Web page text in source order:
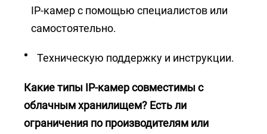
IP-камер с помощью специалистов или
самостоятельно.
Техническую поддержку и инструкции.
Какие типы IP-камер совместимы с
облачным хранилищем? Есть ли
ограничения по производителям или